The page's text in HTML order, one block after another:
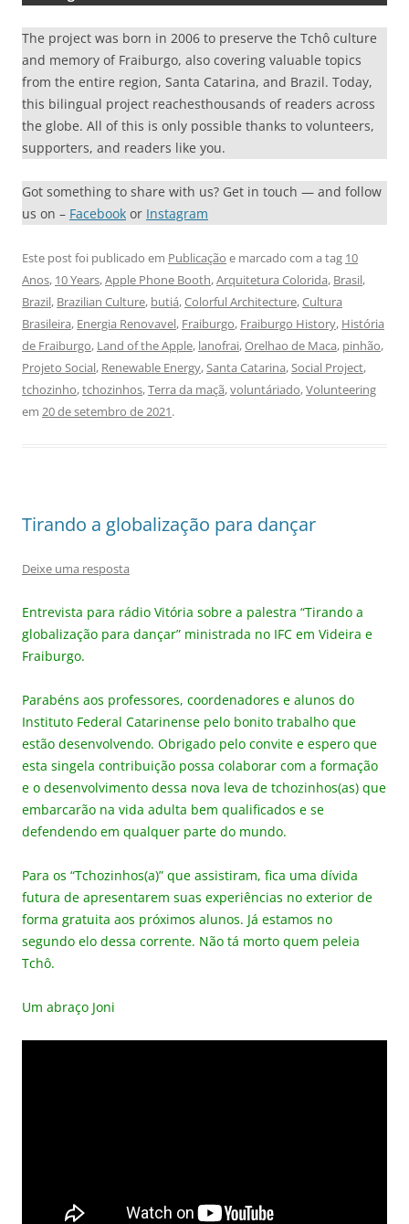
The project was born in 2006 to preserve the Tchô culture
and memory of Fraiburgo, also covering valuable topics
from the entire region, Santa Catarina, and Brazil. Today,
this bilingual project reachesthousands of readers across
the globe. All of this is only possible thanks to volunteers,
supporters, and readers like you.
Got something to share with us? Get in touch — and follow
us on – Facebook or Instagram
Este post foi publicado em Publicação e marcado com a tag 10
Anos, 10 Years,Apple Phone Booth,Arquitetura Colorida, Brasil,
Brazil, Brazilian Culture, butiá,Colorful Architecture,Cultura
Brasileira, Energia Renovavel, Fraiburgo, Fraiburgo History, História
de Fraiburgo, Land of the Apple, lanofrai,Orelhao de Maca, pinhão,
Projeto Social, Renewable Energy,Santa Catarina,Social Project,
tchozinho,tchozinhos,Terra da maçã,voluntáriado,Volunteering
em 20 de setembro de 2021.
Tirando a globalização para dançar
Deixe uma resposta
Entrevista para rádio Vitória sobre a palestra “Tirando a
globalização para dançar” ministrada no IFC em Videira e
Fraiburgo.
Parabéns aos professores, coordenadores e alunos do
Instituto Federal Catarinense pelo bonito trabalho que
estão desenvolvendo. Obrigado pelo convite e espero que
esta singela contribuição possa colaborar com a formação
e o desenvolvimento dessa nova leva de tchozinhos(as) que
embarcarão na vida adulta bem qualificados e se
defendendo em qualquer parte do mundo.
Para os “Tchozinhos(a)” que assistiram, fica uma dívida
futura de apresentarem suas experiências no exterior de
forma gratuita aos próximos alunos. Já estamos no
segundo elo dessa corrente. Não tá morto quem peleia
Tchô.
Um abraço Joni